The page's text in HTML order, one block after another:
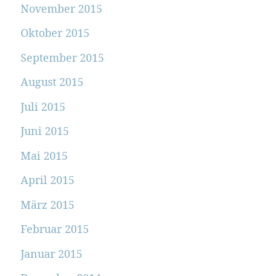
November 2015
Oktober 2015
September 2015
August 2015
Juli 2015
Juni 2015
Mai 2015
April 2015
März 2015
Februar 2015
Januar 2015